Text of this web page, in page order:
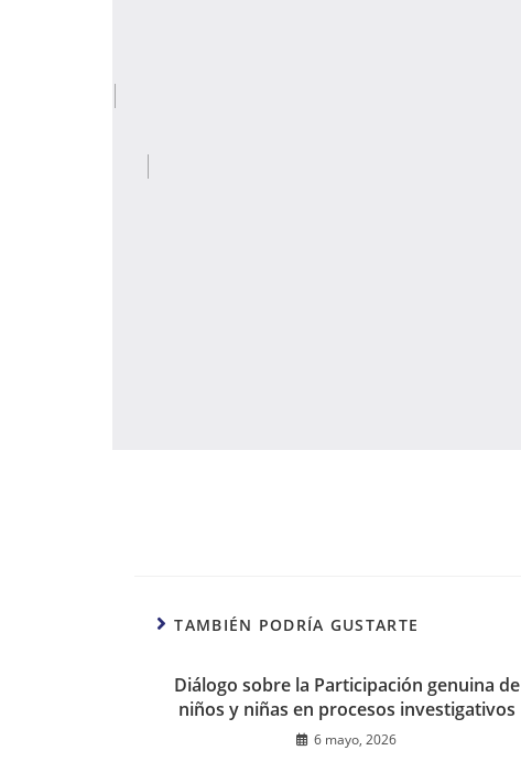
TAMBIÉN PODRÍA GUSTARTE
Diálogo sobre la Participación genuina de
niños y niñas en procesos investigativos
6 mayo, 2026